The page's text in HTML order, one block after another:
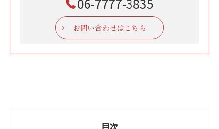
お問い合わせはこちら
目次